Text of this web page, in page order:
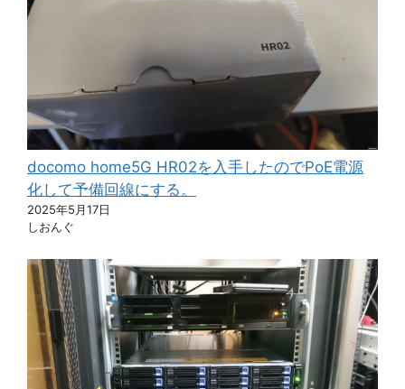
docomo home5G HR02を入手したのでPoE電源
化して予備回線にする。
2025年5月17日
しおんぐ